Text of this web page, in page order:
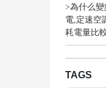
>為什么
電,定速空
耗電量比
TAGS